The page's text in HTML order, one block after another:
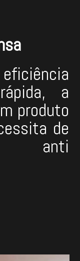
a
produto
de
anti